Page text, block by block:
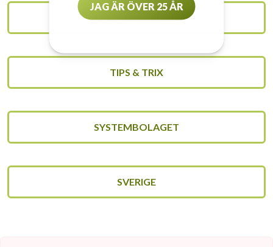
UNCATEGORIZED
TIPS & TRIX
SYSTEMBOLAGET
SVERIGE
JAG ÄR ÖVER 25 ÅR